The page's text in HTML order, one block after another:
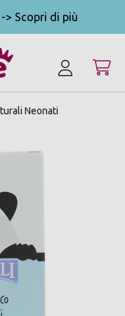
> Scopri di più
Neonati